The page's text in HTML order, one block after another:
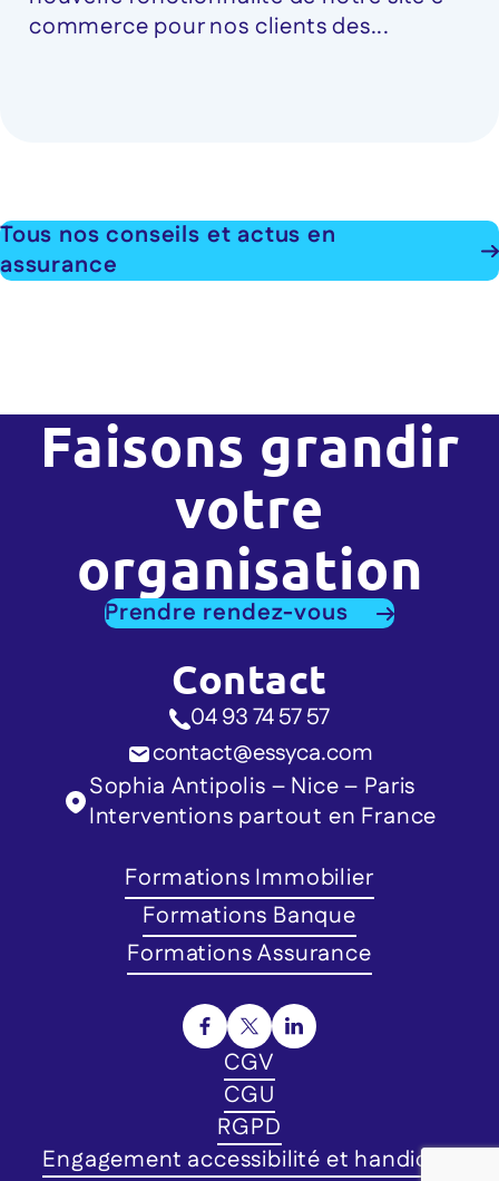
commerce pour nos clients des...
Tous nos conseils et actus en
assurance
Faisons grandir
votre
organisation
Prendre rendez-vous
Contact
04 93 74 57 57
contact@essyca.com
Sophia Antipolis – Nice – Paris
Interventions partout en France
Formations Immobilier
Formations Banque
Formations Assurance
CGV
CGU
RGPD
Engagement accessibilité et handicap